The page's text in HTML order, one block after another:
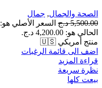
الصحة والجمال, جمال
5,500.00 د.ج السعر الأصلي هو: 5,500.00 د.ج.
الحالي هو: 4,200.00 د.ج.
منتج أمريكي 🇺🇸
اضف الى قائمة الرغبات
قراءة المزيد
نظرة سريعة
بيعت كلها